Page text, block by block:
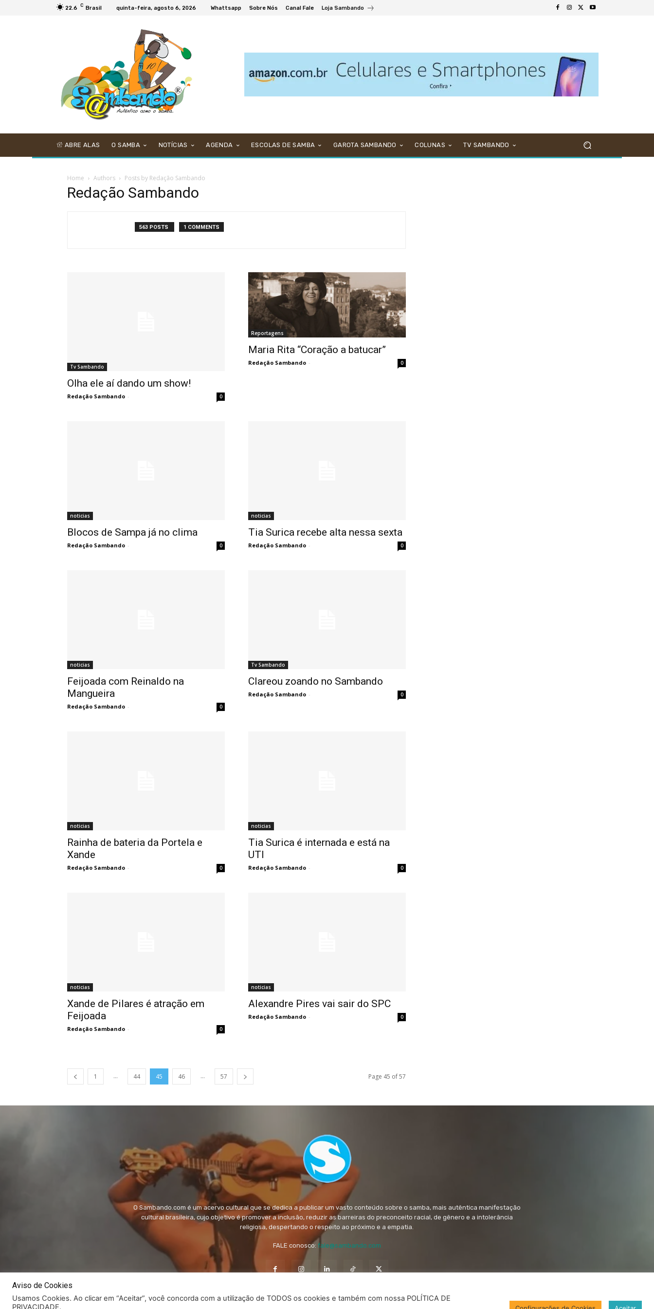
22.6 C Brasil quinta-feira, agosto 6, 2026 Whattsapp Sobre Nós Canal Fale Loja Sambando
ABRE ALAS O SAMBA NOTÍCIAS AGENDA ESCOLAS DE SAMBA GAROTA SAMBANDO COLUNAS TV SAMBANDO
Home Authors Posts by Redação Sambando
Redação Sambando
563 POSTS 1 COMMENTS
Tv Sambando
Olha ele aí dando um show!
Redação Sambando - 0
Reportagens
Maria Rita “Coração a batucar”
Redação Sambando - 0
noticias
Blocos de Sampa já no clima
Redação Sambando - 0
noticias
Tia Surica recebe alta nessa sexta
Redação Sambando - 0
noticias
Feijoada com Reinaldo na
Mangueira
Redação Sambando - 0
Tv Sambando
Clareou zoando no Sambando
Redação Sambando - 0
noticias
Rainha de bateria da Portela e
Xande
Redação Sambando - 0
noticias
Tia Surica é internada e está na
UTI
Redação Sambando - 0
noticias
Xande de Pilares é atração em
Feijoada
Redação Sambando - 0
noticias
Alexandre Pires vai sair do SPC
Redação Sambando - 0
1 ... 44 45 46 ... 57 Page 45 of 57
O Sambando.com é um acervo cultural que se dedica a publicar um vasto conteúdo sobre o samba, mais autêntica manifestação
cultural brasileira, cujo objetivo é promover a inclusão, reduzir as barreiras do preconceito racial, de gênero e a intolerância
religiosa, despertando o respeito ao próximo e a empatia.
FALE conosco: fale@sambando.com
Aviso de Cookies
Usamos Cookies. Ao clicar em “Aceitar”, você concorda com a utilização de TODOS os cookies e também com nossa POLÍTICA DE
PRIVACIDADE.